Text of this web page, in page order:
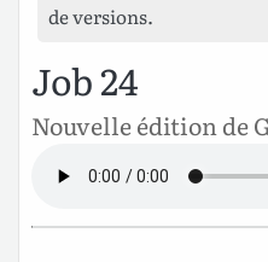
de versions.
Job 24
Nouvelle édition de